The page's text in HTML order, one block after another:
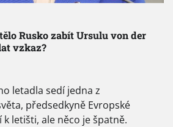
Rusko zabít Ursulu von der
vzkaz?
letadla sedí jedna z
předsedkyně Evropské
letišti, ale něco je špatně.